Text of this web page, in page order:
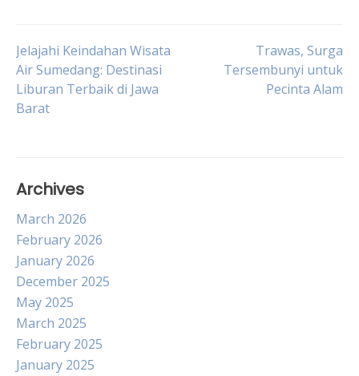
Post
navigation
Jelajahi Keindahan Wisata
Air Sumedang: Destinasi
Liburan Terbaik di Jawa
Barat
Trawas, Surga
Tersembunyi untuk
Pecinta Alam
Archives
March 2026
February 2026
January 2026
December 2025
May 2025
March 2025
February 2025
January 2025